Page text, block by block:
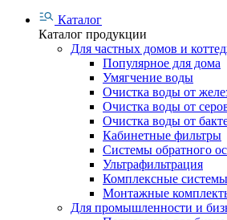
Каталог
Каталог продукции
Для частных домов и
Популярное для дома
Умягчение воды
Очистка воды от
Очистка воды от
Очистка воды от
Кабинетные фильтры
Системы обратного
Ультрафильтрация
Комплексные системы
Монтажные
Для промышленности и